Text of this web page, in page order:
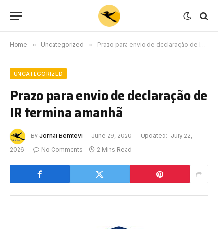
Home » Uncategorized » Prazo para envio de declaração de IR termina amanhã
UNCATEGORIZED
Prazo para envio de declaração de
IR termina amanhã
By Jornal Bemtevi June 29, 2020 Updated: July 22,
2026
No Comments 2 Mins Read